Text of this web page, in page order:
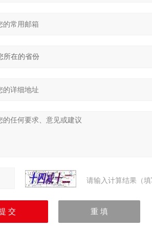
请输入计算结果（